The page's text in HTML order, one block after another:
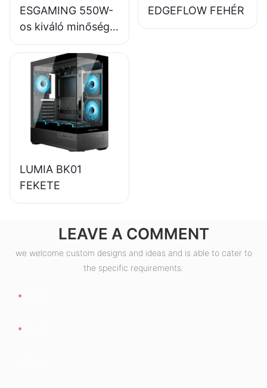
ESGAMING 550W-
os kiváló minőségű,
85%-os hatásfokú,
80+ bronz színű
asztali számítógép
tápegység,
ESB550W
EDGEFLOW FEHÉR
LUMIA BK01
FEKETE
LEAVE A COMMENT
we welcome custom designs and ideas and is able to cater to
the specific requirements.